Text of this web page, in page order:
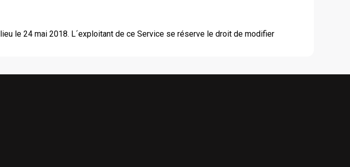
le 24 mai 2018. L´exploitant de ce Service se réserve le droit de modifier